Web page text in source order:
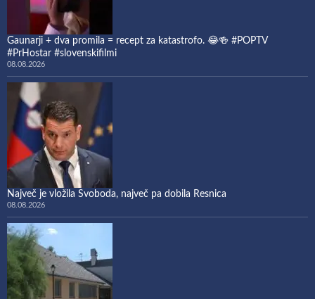
Gaunarji + dva promila = recept za katastrofo. 😂🍻 #POPTV
#PrHostar #slovenskifilmi
08.08.2026
Največ je vložila Svoboda, največ pa dobila Resnica
08.08.2026